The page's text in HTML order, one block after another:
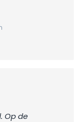
Op de